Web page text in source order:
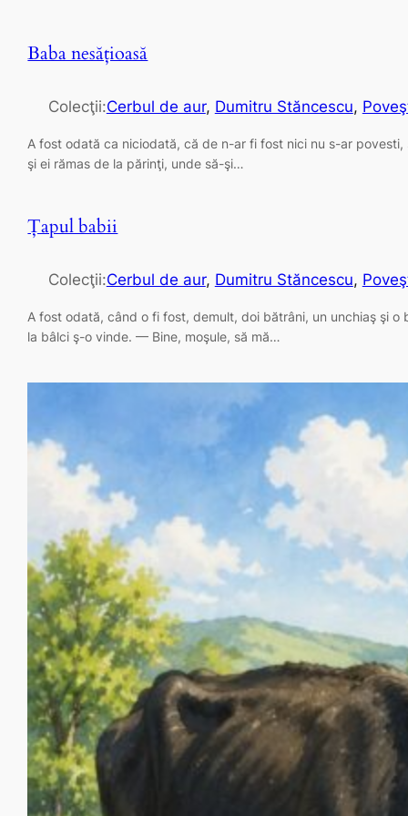
Baba nesăţioasă
Colecţii:Cerbul de aur, Dumitru Stăncescu,
A fost odată ca niciodată, că de n-ar fi fost nici nu s-ar
şi ei rămas de la părinţi, unde să-şi…
Ţapul babii
Colecţii:Cerbul de aur, Dumitru Stăncescu,
A fost odată, când o fi fost, demult, doi bătrâni, un unchiaş şi
la bâlci ş-o vinde. — Bine, moşule, să mă…